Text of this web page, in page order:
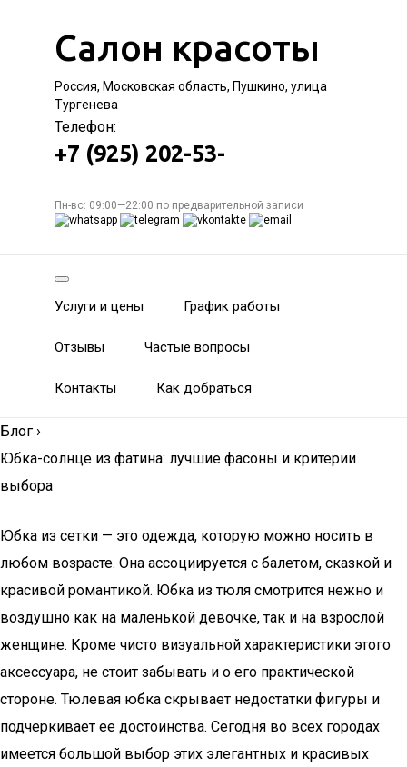
Салон красоты
Россия, Московская область, Пушкино, улица
Тургенева
Телефон:
+7 (925) 202-53-
Пн-вс: 09:00—22:00 по предварительной записи
Услуги и цены График работы
Отзывы Частые вопросы
Контакты Как добраться
Блог ›
Юбка-солнце из фатина: лучшие фасоны и критерии
выбора
Юбка из сетки — это одежда, которую можно носить в
любом возрасте. Она ассоциируется с балетом, сказкой и
красивой романтикой. Юбка из тюля смотрится нежно и
воздушно как на маленькой девочке, так и на взрослой
женщине. Кроме чисто визуальной характеристики этого
аксессуара, не стоит забывать и о его практической
стороне. Тюлевая юбка скрывает недостатки фигуры и
подчеркивает ее достоинства. Сегодня во всех городах
имеется большой выбор этих элегантных и красивых